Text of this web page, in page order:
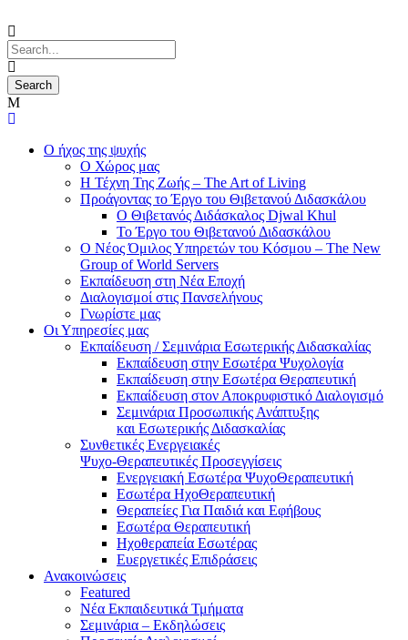
Ο ήχος της ψυχής
Ο Χώρος μας
Η Τέχνη Της Ζωής – The Art of Living
Προάγοντας το Έργο του Θιβετανού Διδασκάλου
Ο Θιβετανός Διδάσκαλος Djwal Khul
Το Έργο του Θιβετανού Διδασκάλου
Ο Νέος Όμιλος Υπηρετών του Κόσμου – The New
Group of World Servers
Εκπαίδευση στη Νέα Εποχή
Διαλογισμοί στις Πανσελήνους
Γνωρίστε μας
Οι Υπηρεσίες μας
Εκπαίδευση / Σεμινάρια Εσωτερικής Διδασκαλίας
Εκπαίδευση στην Εσωτέρα Ψυχολογία
Εκπαίδευση στην Εσωτέρα Θεραπευτική
Εκπαίδευση στον Αποκρυφιστικό Διαλογισμό
Σεμινάρια Προσωπικής Ανάπτυξης
και Εσωτερικής Διδασκαλίας
Συνθετικές Ενεργειακές
Ψυχο-Θεραπευτικές Προσεγγίσεις
Ενεργειακή Εσωτέρα ΨυχοΘεραπευτική
Εσωτέρα ΗχοΘεραπευτική
Θεραπείες Για Παιδιά και Εφήβους
Εσωτέρα Θεραπευτική
Ηχοθεραπεία Εσωτέρας
Ευεργετικές Επιδράσεις
Ανακοινώσεις
Featured
Νέα Εκπαιδευτικά Τμήματα
Σεμινάρια – Εκδηλώσεις